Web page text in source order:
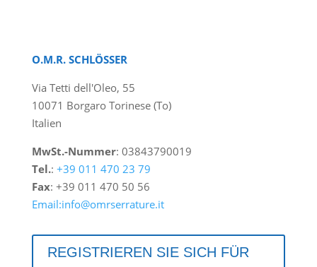
O.M.R. SCHLÖSSER
Via Tetti dell'Oleo, 55
10071 Borgaro Torinese (To)
Italien
MwSt.-Nummer: 03843790019
Tel.: +39 011 470 23 79
Fax: +39 011 470 50 56
Email:info@omrserrature.it
REGISTRIEREN SIE SICH FÜR